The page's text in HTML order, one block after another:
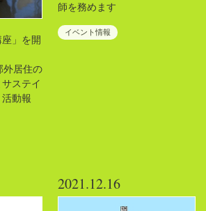
座」を開
外居住の
ステイ
動報
師を務めます
イベント情報
2021.12.16